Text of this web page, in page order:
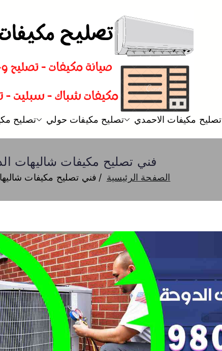
تصليح
فني تصليح تصليح مكيفات الاحمدي تصليح مكيفات حولي تصليح
فني تصليح مكيفات شاليهات
الصفحة الرئيسية فني تصليح مكيفات